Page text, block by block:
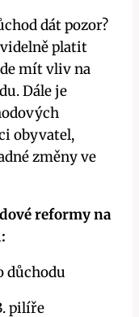
dát pozor?
platit
mít vliv na
Dále je
obyvatel,
změny ve
reformy na
důchodu
pilíře